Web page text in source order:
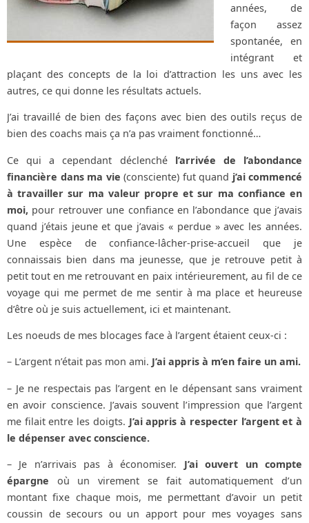
années, de
façon assez
spontanée, en
intégrant et
plaçant des concepts de la loi d’attraction les uns avec les
autres, ce qui donne les résultats actuels.
J’ai travaillé de bien des façons avec bien des outils reçus de
bien des coachs mais ça n’a pas vraiment fonctionné…
Ce qui a cependant déclenchél’arrivée de l’abondance
financière dans ma vie (consciente) fut quand j’ai commencé
à travailler sur ma valeur propre et sur ma confiance en
moi, pour retrouver une confiance en l’abondance que j’avais
quand j’étais jeune et que j’avais « perdue » avec les années.
Une espèce de confiance-lâcher-prise-accueil que je
connaissais bien dans ma jeunesse, que je retrouve petit à
petit tout en me retrouvant en paix intérieurement, au fil de ce
voyage qui me permet de me sentir à ma place et heureuse
d’être où je suis actuellement, ici et maintenant.
Les noeuds de mes blocages face à l’argent étaient ceux-ci :
– L’argent n’était pas mon ami. J’ai appris à m’en faire un ami.
– Je ne respectais pas l’argent en le dépensant sans vraiment
en avoir conscience. J’avais souvent l’impression que l’argent
me filait entre les doigts. J’ai appris à respecter l’argent et à
le dépenser avec conscience.
– Je n’arrivais pas à économiser. J’ai ouvert un compte
épargne où un virement se fait automatiquement d’un
montant fixe chaque mois, me permettant d’avoir un petit
coussin de secours ou un apport pour mes voyages sans